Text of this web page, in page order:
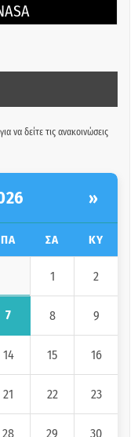
να δείτε τις ανακοινώσεις
»
ΠΑ ΣΑ ΚΥ
1 2
7 8 9
14 15 16
21 22 23
28 29 30